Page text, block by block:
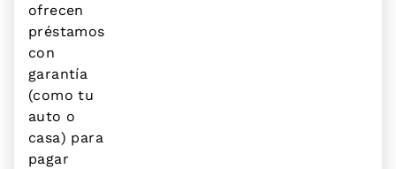
ofrecen
préstamos
con
garantía
(como tu
auto o
casa) para
pagar